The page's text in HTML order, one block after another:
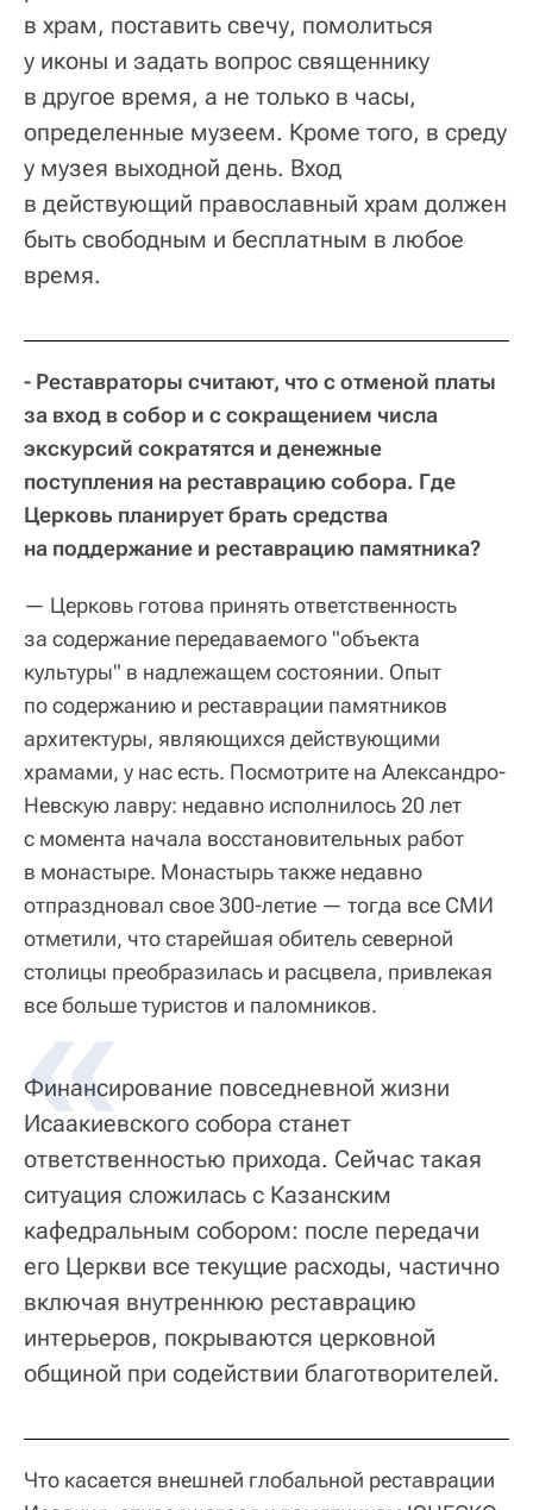
в храм, поставить свечу, помолиться
у иконы и задать вопрос священнику
в другое время, а не только в часы,
определенные музеем. Кроме того, в среду
у музея выходной день. Вход
в действующий православный храм должен
быть свободным и бесплатным в любое
время.
- Реставраторы считают, что с отменой платы
за вход в собор и с сокращением числа
экскурсий сократятся и денежные
поступления на реставрацию собора. Где
Церковь планирует брать средства
на поддержание и реставрацию памятника?
— Церковь готова принять ответственность
за содержание передаваемого "объекта
культуры" в надлежащем состоянии. Опыт
по содержанию и реставрации памятников
архитектуры, являющихся действующими
храмами, у нас есть. Посмотрите на Александро-
Невскую лавру: недавно исполнилось 20 лет
с момента начала восстановительных работ
в монастыре. Монастырь также недавно
отпраздновал свое 300-летие — тогда все СМИ
отметили, что старейшая обитель северной
столицы преобразилась и расцвела, привлекая
все больше туристов и паломников.
Финансирование повседневной жизни
Исаакиевского собора станет
ответственностью прихода. Сейчас такая
ситуация сложилась с Казанским
кафедральным собором: после передачи
его Церкви все текущие расходы, частично
включая внутреннюю реставрацию
интерьеров, покрываются церковной
общиной при содействии благотворителей.
Что касается внешней глобальной реставрации